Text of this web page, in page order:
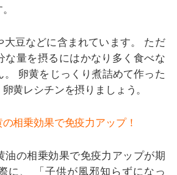
豆などに含まれています。
ただ
な量を摂るにはかなり多く食べな
卵黄をじっくり煮詰めて作った
黄レシチンを摂りましょう。
相乗効果で免疫力アップ！
油の相乗効果で免疫力アップが期
に、
「子供が風邪知らずになっ